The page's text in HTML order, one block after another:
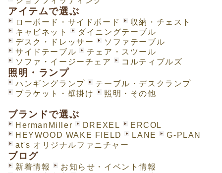
アイテムで選ぶ
ローボード・サイドボード
収納・チェスト
キャビネット
ダイニングテーブル
デスク・ドレッサー
ソファテーブル
サイドテーブル
チェア・スツール
ソファ・イージーチェア
コルティブルズ
照明・ランプ
ハンギングランプ
テーブル・デスクランプ
ブラケット・壁掛け
照明・その他
ブランドで選ぶ
HermanMiller DREXEL
ERCOL
HEYWOOD WAKE FIELD
LANE
G-PLAN
at's オリジナルファニチャー
ブログ
新着情報
お知らせ・イベント情報